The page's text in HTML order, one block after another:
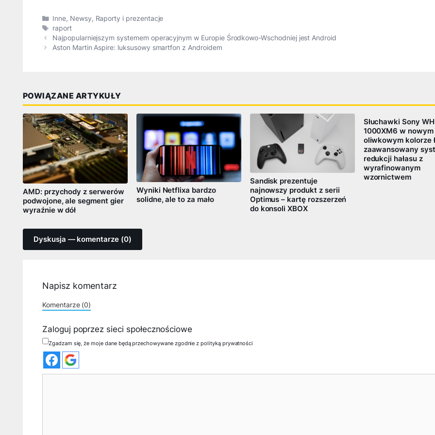
Kategorie
Inne, Newsy, Raporty i prezentacje
Tagi
raport
Najpopularniejszym systemem operacyjnym w Europie Środkowo-Wschodniej jest Android
Aston Martin Aspire: luksusowy smartfon z Androidem
POWIĄZANE ARTYKUŁY
AMD: przychody z serwerów
podwojone, ale segment gier
wyraźnie w dół
Wyniki Netflixa bardzo
solidne, ale to za mało
Sandisk prezentuje
najnowszy produkt z serii
Optimus – kartę rozszerzeń
do konsoli XBOX
Słuchawki Sony
1000XM6 w nowym
oliwkowym kolorze
zaawansowany
redukcji hałasu z
wyrafinowanym
wzornictwem
Dyskusja — komentarze (0)
Napisz komentarz
Komentarze (0)
Zaloguj poprzez sieci społecznościowe
Zgadzam się, że moje dane będą przechowywane zgodnie z polityką prywatności